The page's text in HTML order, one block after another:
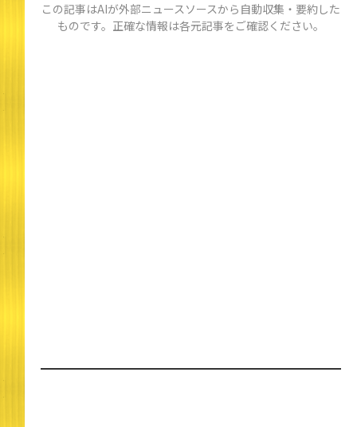
この記事はAIが外部ニュースソースから自動収集・要約した
ものです。正確な情報は各元記事をご確認ください。